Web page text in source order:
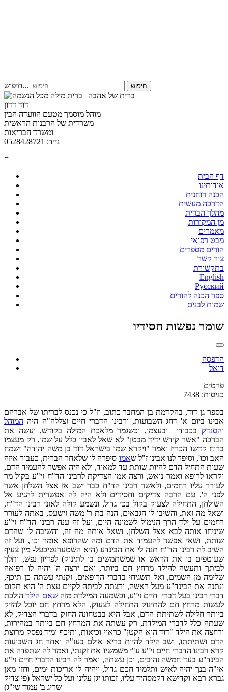
חיפוש... חיפוש
דוד דדון
מוהל מוסמך מטעם הוועדה הבין
משרדית של הרבנות הראשית
ומשרד הבריאות
נייד: 0528428721
=
דף הבית
אודותינו
הכנה רוחנית
הדרכה מעשית
מהלך הברית
מן המקורות
מאמרים
מבט רפואי
הורים מספרים
צור קשר
בתקשורת
English
Русский
ספר הכנה להורים
שמות לבנים
שומר נפשות חסידיו
הדפסה
דואל
פרטים
כניסות: 7438
בספר גן דוד, בהקדמת בן המחבר כתוב, וז"ל כי נכנס לבריתו של אברהם
אבינו ביום א' דחג השבועות, ורבינו הדברי חיים זצללה"ה היה המוהל
והסנדק בכבודו ובעצמו, וכשגמר מלאכת המילה בקודש, ועשה את
הברכה "אשר קידש ידיד מבטן" לא שאל לאביו כלל על שמו, רק מעצמו
ברוח קדשו הכריז ואמר "ויקרא שמו בישראל דוד בן משה יהודה" ישמח
האב וכו', וסיפר לנו אבינו ז"ל שאמו סיפרה לו שלאחר הברית, כעבור איזה
שעות התחיל הדם להיות שותת עד למאוד, ולא היה אפשר להעמיד הדם,
וקראו לרופא ואמר נואש, ורצה אמו הצדיקת לרבינו הד"ח זי"ע בקול מר
לעורר עליו רחמים, ולאשר רבינו הד"ח כבר ישב אז אצל השלחן אשר
לפני ה', עם הרבה צדיקים וחסידים ולא היה לה אפשרית להגיע אל
השולחן, התחילה לצעוק בקול בכי גדול, ונשמע קולה לאזני רבינו הד"ח,
ושאל מה זאת, והשיבו לו הגבאים, הנה בת ר' משה זישעס, באתה לעורר
רחמים על ילד הרך הנימול לשמונה היום, ועל זה ענה רבינו הד"ח זי"ע
שיניחו אותה לבא אצל השלחן, ושאל אותה מה זה, והשיבה לו שהדם
שותת, ושאי אפשר להעמיד את הדם ומה שהרופא אומר וכו', ועל זה
השיב לה רבינו הד"ח תנה לי את הבינדע (היא השטערנטיכעל- מין צעיף
שעוטפים בו את הראש או שמשתמשים בו לתינוק) לפדיון נפש, ותלך
לביתך ותעשה להילד מרחץ חם ביותר, ואם ירצה ה' יהיה לו רפואה
שלימה מן השמים, ואל תשגיחי בדברי הרופאים, זקנתי עשתה כן תיכף,
ונתנה את הבינד"ע מעל ראשה, ורצתה לביתה לקיים עצת ה' היא תקום
דברי רבינו בעל דברי חיים זי"ע, וכשמעה המילדת מזהשאם הילד הולכת
לעשות מרחץ חם להתינוק התחילה לצעוק, הלא מרחץ חם יוכל להזיק
ביותר חלילה לשתיתת הדם, אבל היא בבטחונה החזק בדברי הצדיק, לא
שעתה כלל לדברי המילדת, רק עשתה את המרחץ חם ביותר במהירות,
ורחצה את הילד "דוד הוא הקטן" כראוי וכיאות, ותיכף ומיד נפסק מרוצת
הדם ושתיתתו, ושב הילד להיות בריא אולם בעז"ה ואחר חג השבועות
קרא רבינו הדברי חיים זי"ע ע"י משמשיו את זקנתי, ואמר לה שתפדה את
הבינד"ע בעד חמשה זהובים, וכן עשתה, ואמר לה רבינו הדברי חיים זי"ע
אי"ה בנך יהיה לאיש ותלמיד חכם גדול, ויהיה לו אריכות ימים, וחזו מאן
גברא רבא וקדישא דקמסהיד עליו, זכותו יגן עלינו ועל כל ישראל (פי צדיק
שריג ב' עמוד שי"ג)